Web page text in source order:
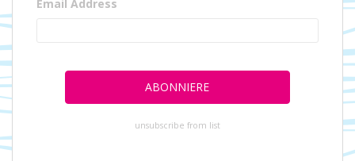
Email Address
unsubscribe from list